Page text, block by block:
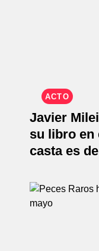
ACTO
Javier
su libro en
casta es